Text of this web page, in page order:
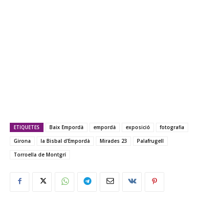
ETIQUETES Baix Empordà empordà exposició
fotografia
Girona
la Bisbal d'Empordà Mirades 23
Palafrugell
Torroella de Montgrí